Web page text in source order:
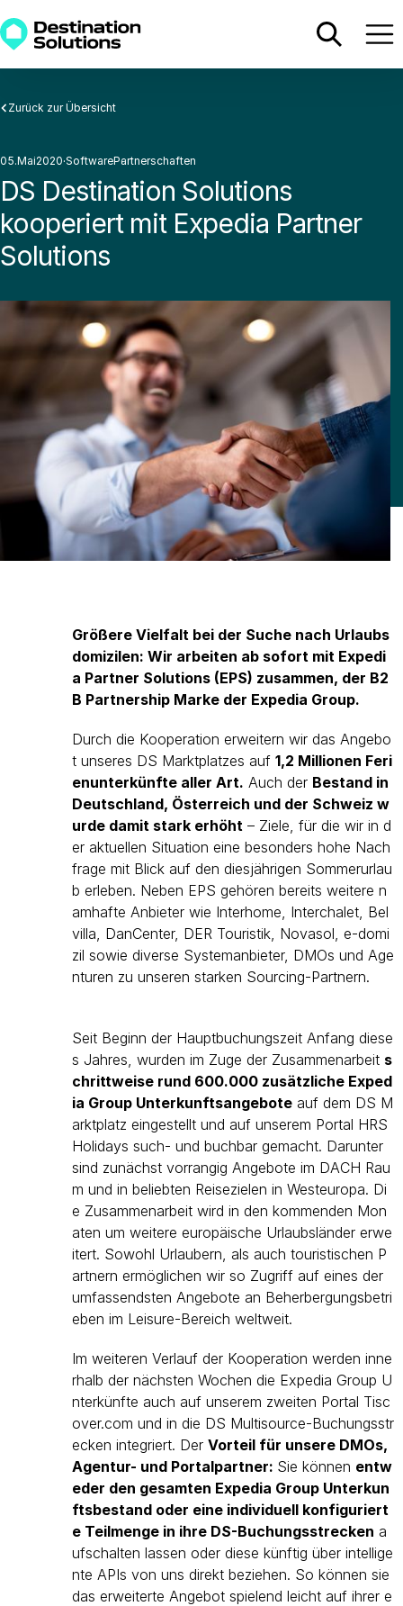
Zurück zur Übersicht
05.Mai2020·Software ·
Partnerschaften
DS Destination Solutions
kooperiert mit Expedia Partner
Solutions
Größere Vielfalt bei der Suche nach Urlaubs
domizilen: Wir arbeiten ab sofort mit Expedi
a Partner Solutions (EPS) zusammen, der B2
B Partnership Marke der Expedia Group.
Durch die Kooperation erweitern wir das Angebo
t unseres DS Marktplatzes auf 1,2 Millionen Feri
enunterkünfte aller Art. Auch der Bestand in
Deutschland, Österreich und der Schweiz w
urde damit stark erhöht – Ziele, für die wir in d
er aktuellen Situation eine besonders hohe Nach
frage mit Blick auf den diesjährigen Sommerurlau
b erleben. Neben EPS gehören bereits weitere n
amhafte Anbieter wie Interhome, Interchalet, Bel
villa, DanCenter, DER Touristik, Novasol, e-domi
zil sowie diverse Systemanbieter, DMOs und Age
nturen zu unseren starken Sourcing-Partnern.
Seit Beginn der Hauptbuchungszeit Anfang diese
s Jahres, wurden im Zuge der Zusammenarbeit s
chrittweise rund 600.000 zusätzliche Exped
ia Group Unterkunftsangebote auf dem DS M
arktplatz eingestellt und auf unserem Portal HRS
Holidays such- und buchbar gemacht. Darunter
sind zunächst vorrangig Angebote im DACH Rau
m und in beliebten Reisezielen in Westeuropa. Di
e Zusammenarbeit wird in den kommenden Mon
aten um weitere europäische Urlaubsländer erwe
itert. Sowohl Urlaubern, als auch touristischen P
artnern ermöglichen wir so Zugriff auf eines der
umfassendsten Angebote an Beherbergungsbetri
eben im Leisure-Bereich weltweit.
Im weiteren Verlauf der Kooperation werden inne
rhalb der nächsten Wochen die Expedia Group U
nterkünfte auch auf unserem zweiten Portal Tisc
over.com und in die DS Multisource-Buchungsstr
ecken integriert. Der Vorteil für unsere DMOs,
Agentur- und Portalpartner: Sie können entw
eder den gesamten Expedia Group Unterkun
ftsbestand oder eine individuell konfiguriert
e Teilmenge in ihre DS-Buchungsstrecken a
ufschalten lassen oder diese künftig über intellige
nte APIs von uns direkt beziehen. So können sie
das erweiterte Angebot spielend leicht auf ihrer e